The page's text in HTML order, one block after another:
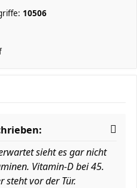
10506
sieht es gar nicht
Vitamin-D bei 45.
steht vor der Tür.